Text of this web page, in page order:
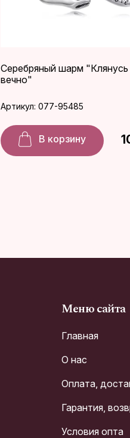
Серебряный шарм
вечно"
Артикул: 077-95485
В корзину
Меню сайта
Главная
О нас
Оплата,
Гарантия,
Условия опта